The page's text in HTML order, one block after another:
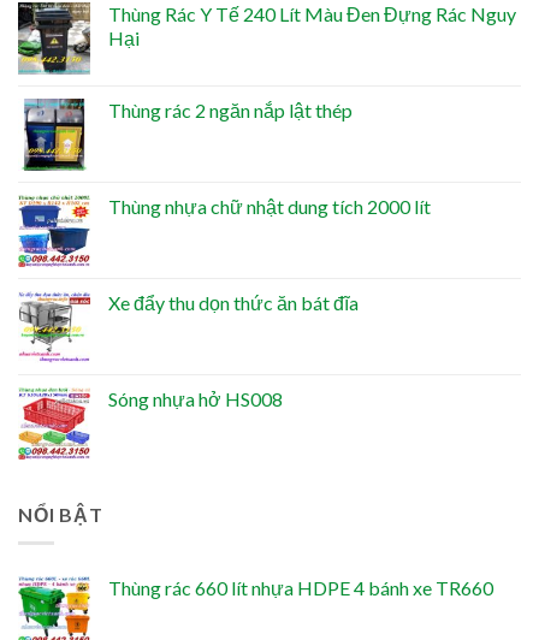
Thùng Rác Y Tế 240 Lít Màu Đen Đựng Rác Nguy
Hại
Thùng rác 2 ngăn nắp lật thép
Thùng nhựa chữ nhật dung tích 2000 lít
Xe đẩy thu dọn thức ăn bát đĩa
Sóng nhựa hở HS008
NỔI BẬT
Thùng rác 660 lít nhựa HDPE 4 bánh xe TR660